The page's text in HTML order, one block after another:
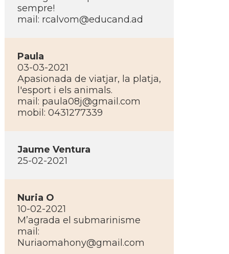
sempre!
mail: rcalvom@educand.ad
Paula
03-03-2021
Apasionada de viatjar, la platja,
l'esport i els animals.
mail: paula08j@gmail.com
mobil: 0431277339
Jaume Ventura
25-02-2021
Nuria O
10-02-2021
M’agrada el submarinisme
mail:
Nuriaomahony@gmail.com